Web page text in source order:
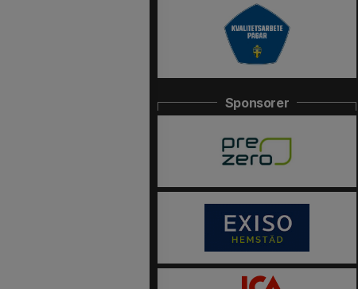
Sponsorer